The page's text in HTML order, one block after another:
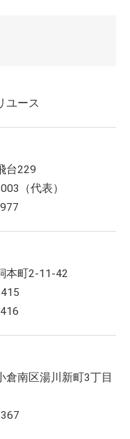
ユース
台229
（代表）
本町2-11-42
倉南区湯川新町3丁目